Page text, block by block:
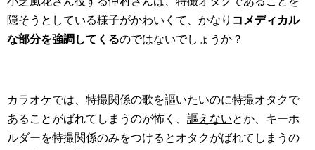
隠そうとしている様子がかわいくて、かなり コメディカル
な部分を強調してくるのではないでしょうか？
カラオケでは、特撮関係の歌を謳いたいのに特撮オタクで
あることがばれてしまうのが怖く、 謳えないとか、キーホ
ルダーを特撮関係のみをつけるとオタクがばれてしまうの